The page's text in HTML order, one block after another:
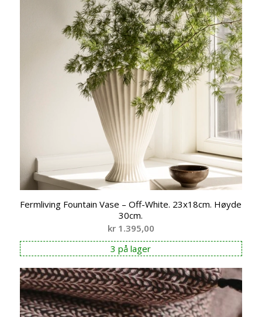
Fermliving Fountain Vase – Off-White. 23x18cm. Høyde
30cm.
kr1.395,00
3 på lager